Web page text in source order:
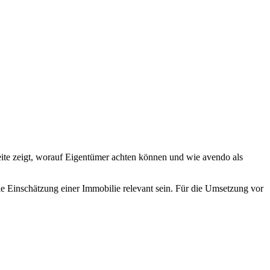
zeigt, worauf Eigentümer achten können und wie avendo als
einer Immobilie relevant sein. Für die Umsetzung vor